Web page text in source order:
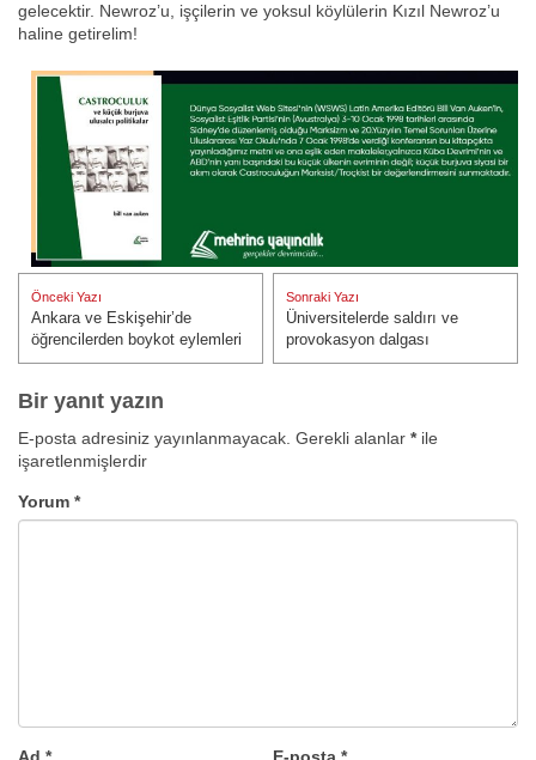
gelecektir. Newroz’u, işçilerin ve yoksul köylülerin Kızıl Newroz’u
haline getirelim!
Yazı
gezinmesi
Önceki Yazı
Önceki Yazı:
Ankara ve Eskişehir’de
öğrencilerden boykot eylemleri
Sonraki Yazı
Sonraki Yazı:
Üniversitelerde saldırı ve
provokasyon dalgası
Bir yanıt yazın
E-posta adresiniz yayınlanmayacak. Gerekli alanlar *ile
işaretlenmişlerdir
Yorum *